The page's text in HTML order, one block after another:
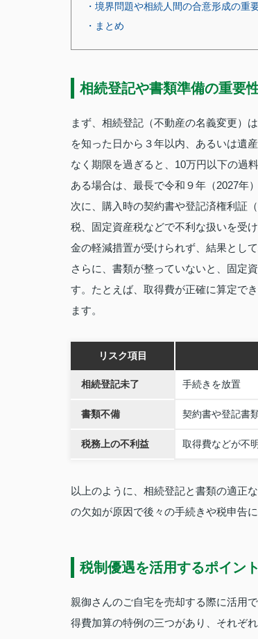
・境界問題や相続人間の合意形成の重
・まとめ
相続登記や書類準備の重要
まず、相続登記（不動産の名義変更）
を知った日から３年以内、あるいは遺
なく期限を過ぎると、10万円以下の過
ある場合は、最長で令和９年（2027年
次に、購入時の契約書や登記済権利証
税、固定資産税などで不利な扱いを受
金の軽減措置が受けられず、結果とし
さらに、書類が整っていないと、固定
す。たとえば、取得費が正確に算定で
ます。
リスク項目
相続登記未了 手続きを放置
書類不備 契約書や登記書
税務上の不利益 取得費などが不明
以上のように、相続登記と書類の適正
の欠如が原因で後々の手続きや税申告
税制優遇を活用するポイン
親御さんのご自宅を売却する際に活用
得費加算の特例の三つがあり、それぞ